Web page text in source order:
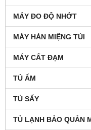
MÁY ĐO ĐỘ NHỚT
MÁY HÀN MIỆNG TÚI
MÁY CẤT ĐẠM
TỦ ẤM
TỦ SẤY
TỦ LẠNH BẢO QUẢN